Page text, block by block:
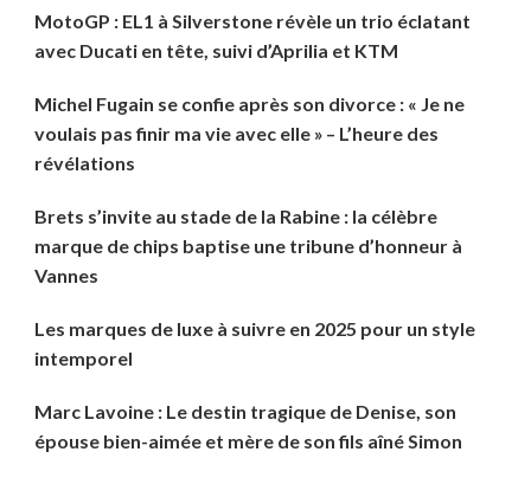
MotoGP : EL1 à Silverstone révèle un trio éclatant
avec Ducati en tête, suivi d’Aprilia et KTM
Michel Fugain se confie après son divorce : « Je ne
voulais pas finir ma vie avec elle » – L’heure des
révélations
Brets s’invite au stade de la Rabine : la célèbre
marque de chips baptise une tribune d’honneur à
Vannes
Les marques de luxe à suivre en 2025 pour un style
intemporel
Marc Lavoine : Le destin tragique de Denise, son
épouse bien-aimée et mère de son fils aîné Simon